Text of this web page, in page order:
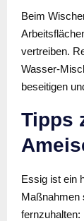
Beim
vertreiben.
Wasser-
beseitigen
Tipps
Essig ist ein
Maßnahmen
fernzuhalten: